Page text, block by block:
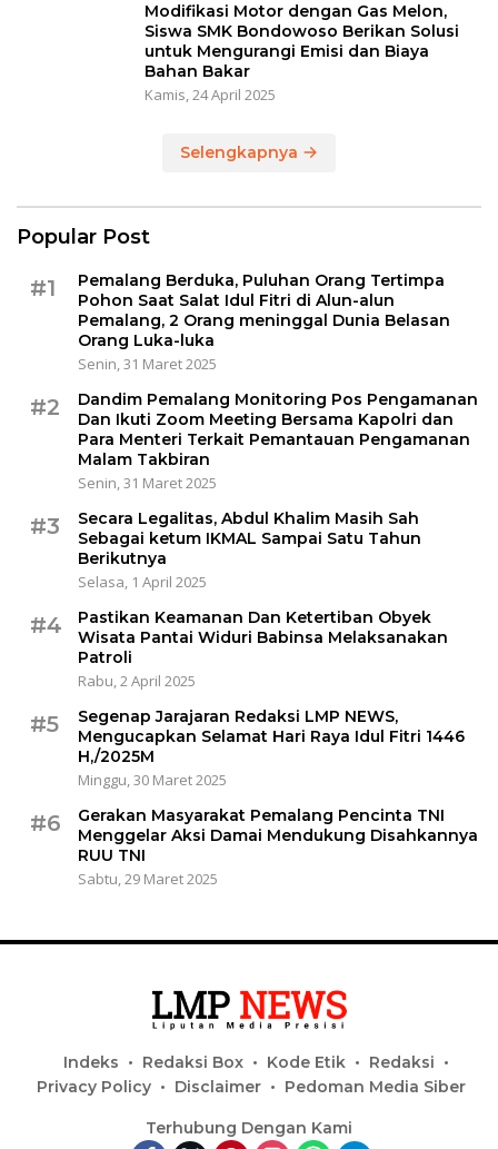
Modifikasi Motor dengan Gas Melon,
Siswa SMK Bondowoso Berikan Solusi
untuk Mengurangi Emisi dan Biaya
Bahan Bakar
Kamis, 24 April 2025
Selengkapnya
Popular Post
#1
Pemalang Berduka, Puluhan Orang Tertimpa
Pohon Saat Salat Idul Fitri di Alun-alun
Pemalang, 2 Orang meninggal Dunia Belasan
Orang Luka-luka
Senin, 31 Maret 2025
#2
Dandim Pemalang Monitoring Pos Pengamanan
Dan Ikuti Zoom Meeting Bersama Kapolri dan
Para Menteri Terkait Pemantauan Pengamanan
Malam Takbiran
Senin, 31 Maret 2025
#3
Secara Legalitas, Abdul Khalim Masih Sah
Sebagai ketum IKMAL Sampai Satu Tahun
Berikutnya
Selasa, 1 April 2025
#4
Pastikan Keamanan Dan Ketertiban Obyek
Wisata Pantai Widuri Babinsa Melaksanakan
Patroli
Rabu, 2 April 2025
#5
Segenap Jarajaran Redaksi LMP NEWS,
Mengucapkan Selamat Hari Raya Idul Fitri 1446
H,/2025M
Minggu, 30 Maret 2025
#6
Gerakan Masyarakat Pemalang Pencinta TNI
Menggelar Aksi Damai Mendukung Disahkannya
RUU TNI
Sabtu, 29 Maret 2025
Indeks Redaksi Box Kode Etik
Redaksi
Privacy Policy
Disclaimer Pedoman Media Siber
Terhubung Dengan Kami